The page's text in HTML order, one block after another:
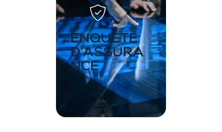
ENQUÊTE
D’ASSURA
NCE